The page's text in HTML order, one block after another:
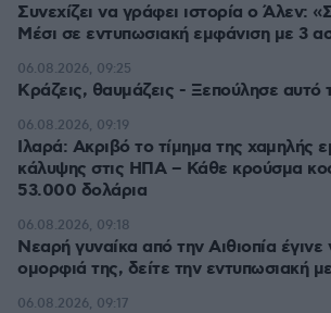
Συνεχίζει να γράφει ιστορία ο Άλεν:
Μέσι σε εντυπωσιακή εμφάνιση με 3
Κράζεις, θαυμάζεις - Ξεπούλησε αυτό
πριν 4 λεπτά
Ιλαρά: Ακριβό το τίμημα της χαμηλής
κάλυψης στις ΗΠΑ – Κάθε κρούσμα
53.000 δολάρια
πριν 10 λεπτά
Νεαρή γυναίκα από την Αιθιοπία
ομορφιά της, δείτε την εντυπωσιακή
πριν 12 λεπτά
πριν 12 λεπτά